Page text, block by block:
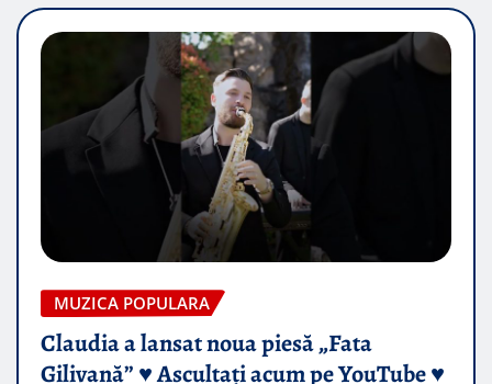
MUZICA POPULARA
Claudia a lansat noua piesă „Fata
Gilivană” ♥️ Ascultați acum pe YouTube ♥️